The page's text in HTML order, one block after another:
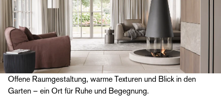
Offene Raumgestaltung, warme Texturen und Blick in den
Garten – ein Ort für Ruhe und Begegnung.